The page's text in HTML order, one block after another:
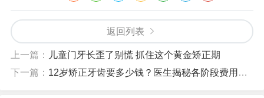
返回列表
上一篇：
儿童门牙长歪了别慌 抓住这个黄金矫正期
下一篇： 12岁矫正牙齿要多少钱？医生揭秘各阶段费用明细